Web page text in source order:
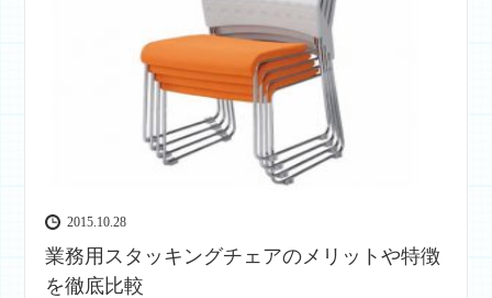
2015.10.28
業務用スタッキングチェアのメリットや特徴
を徹底比較